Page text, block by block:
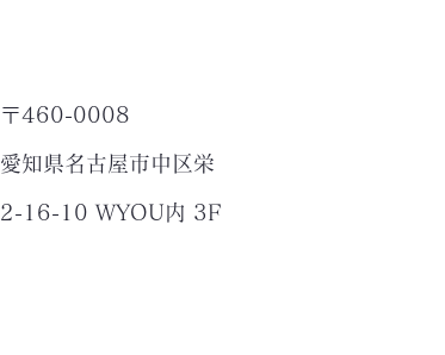
〒460-0008
愛知県名古屋市中区栄
2-16-10 WYOU内 3F